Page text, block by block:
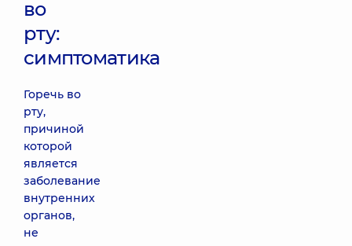
во
рту:
симптоматика
Горечь во
рту,
причиной
которой
является
заболевание
внутренних
органов,
не